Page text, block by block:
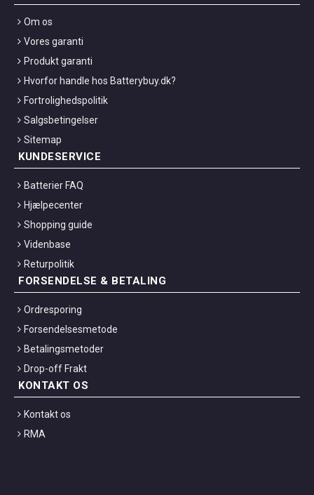
Om os
Vores garanti
Produkt garanti
Hvorfor handle hos Batterybuy.dk?
Fortrolighedspolitik
Salgsbetingelser
Sitemap
KUNDESERVICE
Batterier FAQ
Hjælpecenter
Shopping guide
Videnbase
Returpolitik
FORSENDELSE & BETALING
Ordresporing
Forsendelsesmetode
Betalingsmetoder
Drop-off Frakt
KONTAKT OS
Kontakt os
RMA